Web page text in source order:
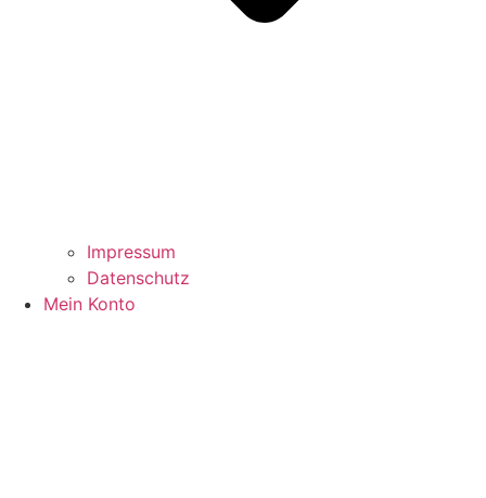
Impressum
Datenschutz
Mein Konto